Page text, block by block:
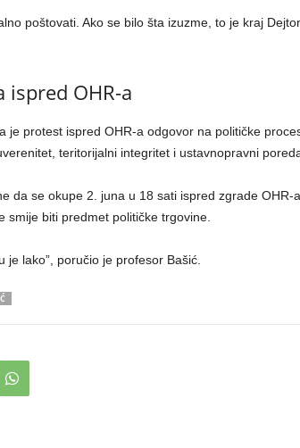
poštovati. Ako se bilo šta izuzme, to je kraj
ispred OHR-a
je protest ispred OHR-a odgovor na političke
teritorijalni integritet i ustavnopravni
da se okupe 2. juna u 18 sati ispred zgrade OHR-
smije biti predmet političke trgovine.
je lako”, poručio je profesor Bašić.